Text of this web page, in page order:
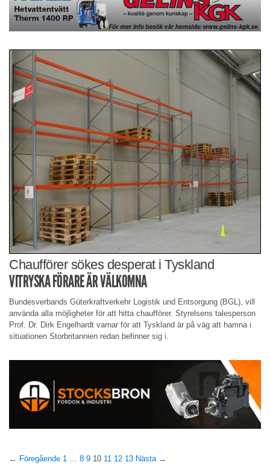
Chaufförer sökes desperat i Tyskland
VITRYSKA FÖRARE ÄR VÄLKOMNA
Bundesverbands Güterkraftverkehr Logistik und Entsorgung (BGL), vill
använda alla möjligheter för att hitta chaufförer. Styrelsens talesperson
Prof. Dr. Dirk Engelhardt varnar för att Tyskland är på väg att hamna i
situationen Storbritannien redan befinner sig i.
← Föregående 1 … 8 9 10 11 12 13 Nästa →